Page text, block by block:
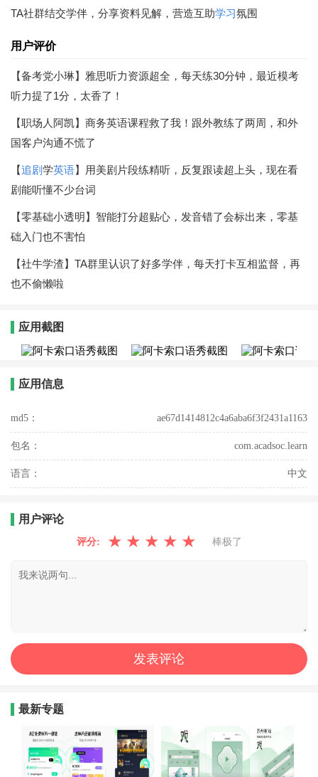
TA社群结交学伴，分享资料见解，营造互助学习氛围
用户评价
【备考党小琳】雅思听力资源超全，每天练30分钟，最近模考
听力提了1分，太香了！
【职场人阿凯】商务英语课程救了我！跟外教练了两周，和外
国客户沟通不慌了
【追剧学英语】用美剧片段练精听，反复跟读超上头，现在看
剧能听懂不少台词
【零基础小透明】智能打分超贴心，发音错了会标出来，零基
础入门也不害怕
【社牛学渣】TA群里认识了好多学伴，每天打卡互相监督，再
也不偷懒啦
应用截图
应用信息
md5： ae67d1414812c4a6aba6f3f2431a1163
包名： com.acadsoc.learn
语言： 中文
用户评论
评分: ★ ★ ★ ★ ★ 棒极了
最新专题